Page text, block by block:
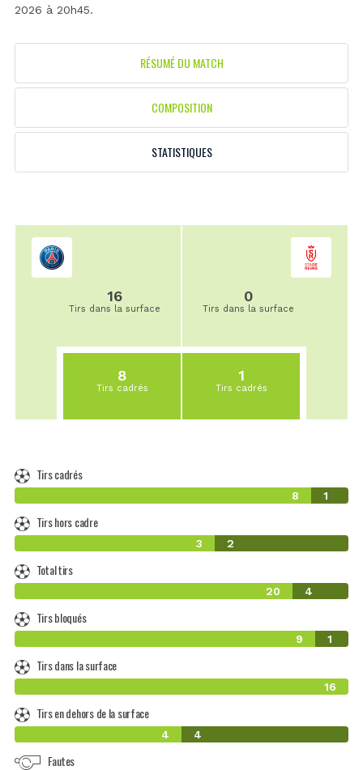
2026 à 20h45.
RÉSUMÉ DU MATCH
COMPOSITION
STATISTIQUES
16
Tirs dans la surface
8
Tirs cadrés
0
Tirs dans la surface
1
Tirs cadrés
Tirs cadrés
8 1
Tirs hors cadre
3 2
Total tirs
20 4
Tirs bloqués
9 1
Tirs dans la surface
16
Tirs en dehors de la surface
4 4
Fautes